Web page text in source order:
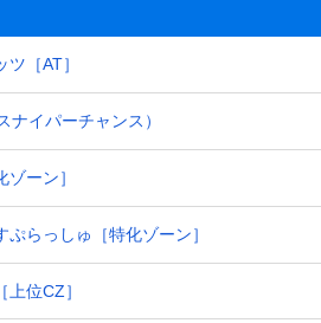
［AT］
ナイパーチャンス）
ーン］
らっしゅ［特化ゾーン］
位CZ］